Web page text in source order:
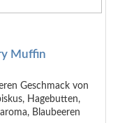
Muffin
Geschmack von
Hagebutten,
Blaubeeren